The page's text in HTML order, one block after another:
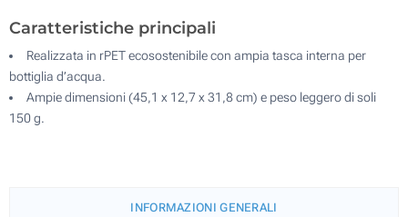
Caratteristiche principali
Realizzata in rPET ecosostenibile con ampia tasca interna per
bottiglia d’acqua.
Ampie dimensioni (45,1 x 12,7 x 31,8 cm) e peso leggero di soli
150 g.
INFORMAZIONI GENERALI